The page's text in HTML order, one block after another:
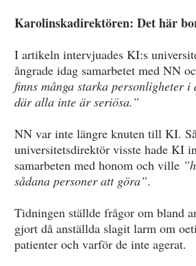
Karolinskadirektören: Det här
I artikeln intervjuades KI:s
ångrade idag samarbetet med NN
finns många starka personligheter i
där alla inte är seriösa.”
NN var inte längre knuten till KI.
universitetsdirektör visste hade KI
samarbeten med honom och ville
sådana personer att göra”.
Tidningen ställde frågor om bland
gjort då anställda slagit larm om
patienter och varför de inte agerat.